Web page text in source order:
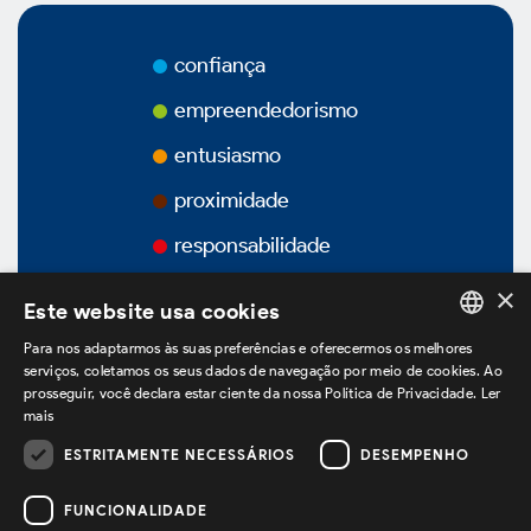
Prêmios
Vídeos
Podcasts
Governança Corporativa
Visão Geral
Estatuto Social
Estrutura Acionária
confiança
empreendedorismo
entusiasmo
proximidade
responsabilidade
estamos no LinkedIn
PORTUGUESE
×
Este website usa cookies
Para nos adaptarmos às suas preferências e oferecermos os melhores
serviços, coletamos os seus dados de navegação por meio de cookies. Ao
prosseguir, você declara estar ciente da nossa Política de Privacidade. Ler
mais
ESTRITAMENTE NECESSÁRIOS DESEMPENHO
FUNCIONALIDADE